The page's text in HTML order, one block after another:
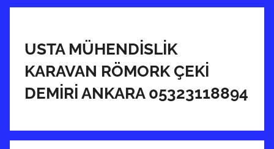
USTA MÜHENDİSLİK
KARAVAN RÖMORK ÇEKİ
DEMİRİ ANKARA 05323118894